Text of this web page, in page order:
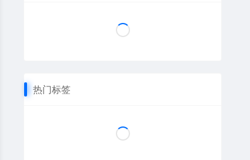
热门标签